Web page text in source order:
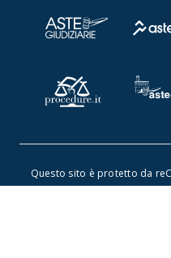
Questo sito è protetto da